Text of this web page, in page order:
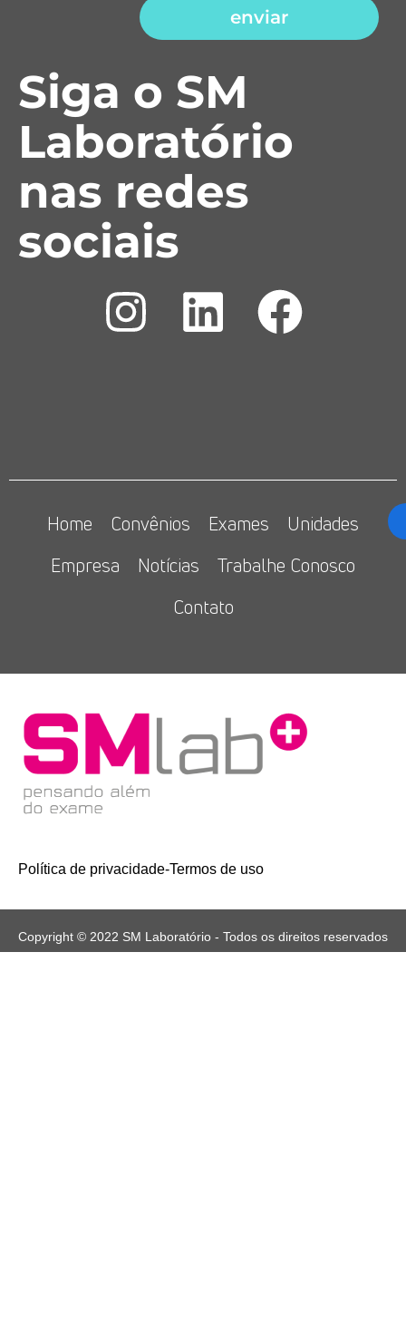
enviar
Siga o SM
Laboratório
nas redes
sociais
Home Convênios Exames
Unidades
Empresa
Notícias
Trabalhe Conosco
Contato
Política de privacidade-Termos de uso
Copyright © 2022 SM Laboratório - Todos os direitos reservados